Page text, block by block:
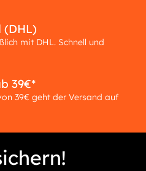
(DHL)
mit DHL. Schnell und
39€*
39€ geht der Versand auf